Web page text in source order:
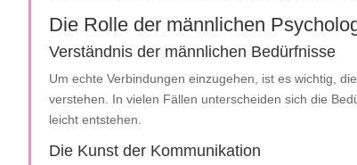
Die Rolle der männlichen
Verständnis der männlichen Bedürfnisse
Um echte Verbindungen einzugehen, ist es wichtig,
verstehen. In vielen Fällen unterscheiden sich die
leicht entstehen.
Die Kunst der Kommunikation